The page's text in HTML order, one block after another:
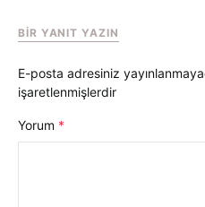
BIR YANIT YAZIN
E-posta adresiniz
işaretlenmişlerdir
Yorum *